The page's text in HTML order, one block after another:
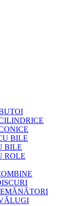
BILE
BILE
ROLE